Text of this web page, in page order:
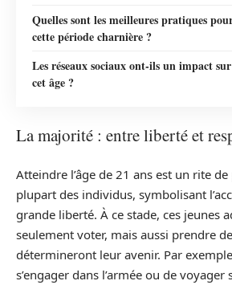
Quelles sont les meilleures pratiques
cette période charnière ?
Les réseaux sociaux ont-ils un impact
cet âge ?
La majorité : entre liberté et
Atteindre l’âge de 21 ans est un rite
plupart des individus, symbolisant
grande liberté. À ce stade, ces jeunes
seulement voter, mais aussi prendre
détermineront leur avenir. Par
s’engager dans l’armée ou de voyager